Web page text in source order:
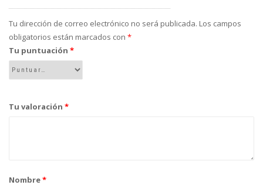
Tu dirección de correo electrónico no será publicada. Los campos
obligatorios están marcados con *
Tu puntuación *
Tu valoración *
Nombre*